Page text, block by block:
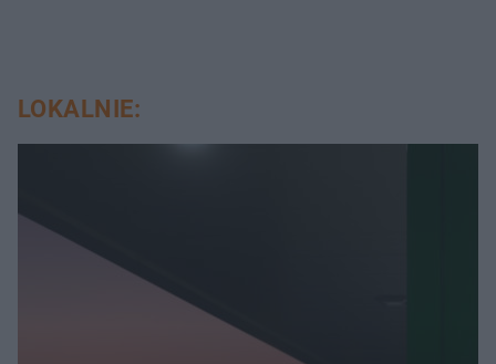
LOKALNIE: